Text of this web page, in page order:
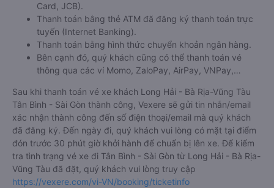
Card, JCB).
Thanh toán bằng thẻ ATM đã đăng ký thanh toán trực
tuyến (Internet Banking).
Thanh toán bằng hình thức chuyển khoản ngân hàng.
Bên cạnh đó, quý khách cũng có thể thanh toán vé
thông qua các ví Momo, ZaloPay, AirPay, VNPay,…
Sau khi thanh toán vé xe khách Long Hải - Bà Rịa-Vũng Tàu
Tân Bình - Sài Gòn thành công, Vexere sẽ gửi tin nhắn/email
xác nhận thành công đến số điện thoại/email mà quý khách
đã đăng ký. Đến ngày đi, quý khách vui lòng có mặt tại điểm
đón trước 30 phút giờ khởi hành để chuẩn bị lên xe. Để kiểm
tra tình trạng vé xe đi Tân Bình - Sài Gòn từ Long Hải - Bà Rịa-
Vũng Tàu đã đặt, quý khách vui lòng truy cập
https://vexere.com/vi-VN/booking/ticketinfo